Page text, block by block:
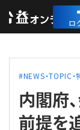
ロ
NEWS・TOPIC・
内閣府
前提を